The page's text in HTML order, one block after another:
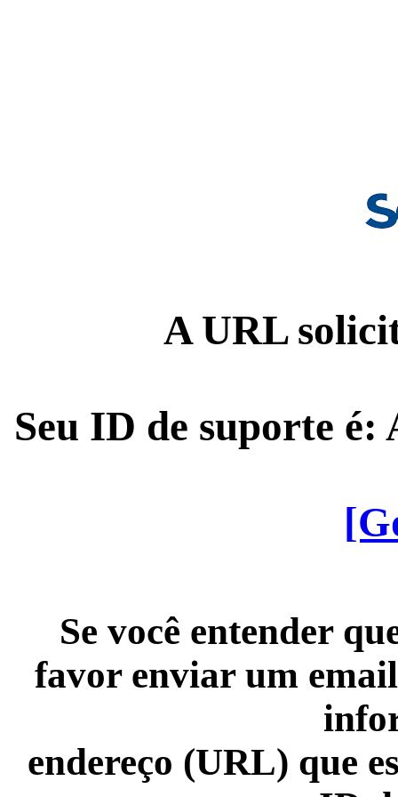
A URL
Seu ID de suporte é:
Se você entender
favor enviar um
endereço (URL) que